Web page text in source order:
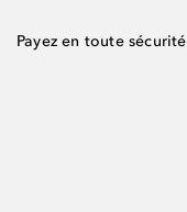
Payez en toute sécurité